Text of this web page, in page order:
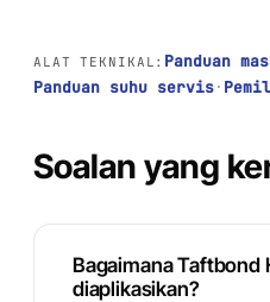
ALAT TEKNIKAL: Panduan
Panduan suhu servis·
Soalan yang
Bagaimana Taftbond
diaplikasikan?